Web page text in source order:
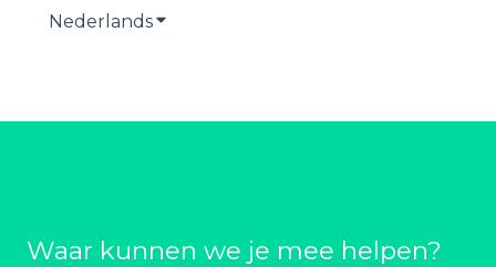
NederlandsSubmenu tonen voor vertalingen
Waar kunnen we je mee helpen?